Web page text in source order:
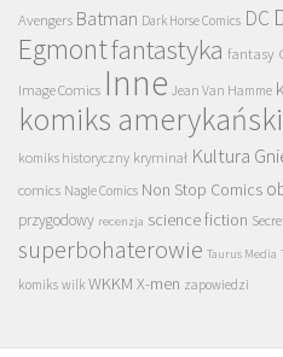
Avengers Batman Dark Horse Comics DC
Egmontfantastyka fantasy
Image Comics Inne Jean Van Hamme
komiks amerykański
komiks historyczny kryminał Kultura
comics Nagle Comics Non Stop Comics
przygodowy recenzja science fiction
superbohaterowie Taurus Media
komiks wilk WKKM X-men zapowiedzi